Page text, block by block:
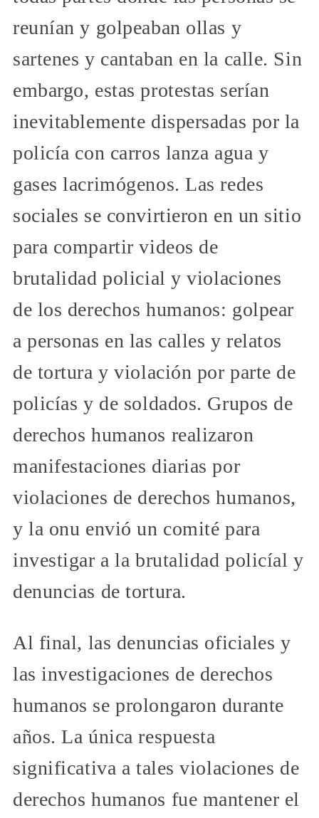
reunían y golpeaban ollas y
sartenes y cantaban en la calle. Sin
embargo, estas protestas serían
inevitablemente dispersadas por la
policía con carros lanza agua y
gases lacrimógenos. Las redes
sociales se convirtieron en un sitio
para compartir videos de
brutalidad policial y violaciones
de los derechos humanos: golpear
a personas en las calles y relatos
de tortura y violación por parte de
policías y de soldados. Grupos de
derechos humanos realizaron
manifestaciones diarias por
violaciones de derechos humanos,
y la onu envió un comité para
investigar a la brutalidad policíal y
denuncias de tortura.
Al final, las denuncias oficiales y
las investigaciones de derechos
humanos se prolongaron durante
años. La única respuesta
significativa a tales violaciones de
derechos humanos fue mantener el